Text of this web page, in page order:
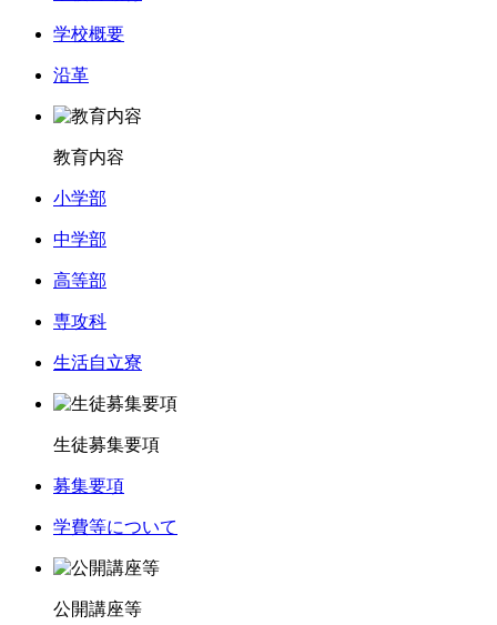
学校概要
沿革
教育内容
小学部
中学部
高等部
専攻科
生活自立寮
生徒募集要項
募集要項
学費等について
公開講座等